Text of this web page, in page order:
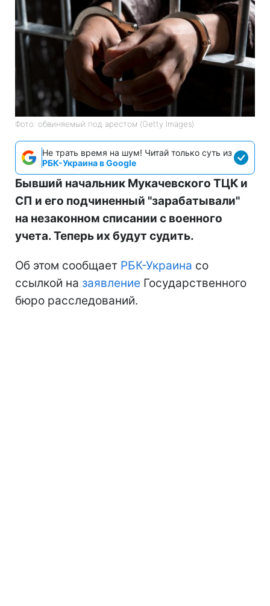
Фото: обвиняемый под арестом (Getty Images)
Не трать время на шум! Читай только суть из
РБК-Украина в Google
Бывший начальник Мукачевского ТЦК и
СП и его подчиненный "зарабатывали"
на незаконном списании с военного
учета. Теперь их будут судить.
Об этом сообщает РБК-Украина со
ссылкой на заявление Государственного
бюро расследований.